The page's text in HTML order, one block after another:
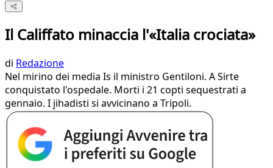
Il Califfato minaccia l'«Italia crociata»
di Redazione
Nel mirino dei media Is il ministro Gentiloni. A Sirte
conquistato l'ospedale. ​Morti i 21 copti sequestrati a
gennaio. I jihadisti si avvicinano a Tripoli.